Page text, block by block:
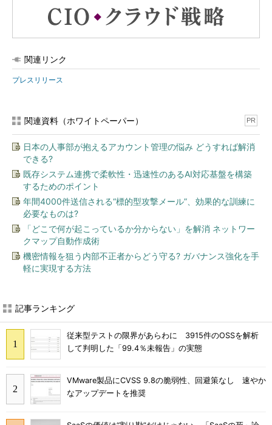
関連リンク
プレスリリース
関連資料（ホワイトペーパー） PR
日本の人事部が抱えるアカウント管理の悩み どうすれば解消
できる?
既存システム連携で柔軟性・迅速性のあるAI対応基盤を構築
するためのポイント
年間4000件送信される“標的型攻撃メール”、効果的な訓練に
必要なものは?
「どこで何が起こっているか分からない」を解消 ネットワー
クマップ自動作成術
機密情報を狙う内部不正者からどう守る? ガバナンス強化を手
軽に実現する方法
記事ランキング
従来型テストの限界があらわに 3915件のOSSを解析
して判明した「99.4％未報告」の実態
VMware製品にCVSS 9.8の脆弱性、回避策なし 速やか
なアップデートを推奨